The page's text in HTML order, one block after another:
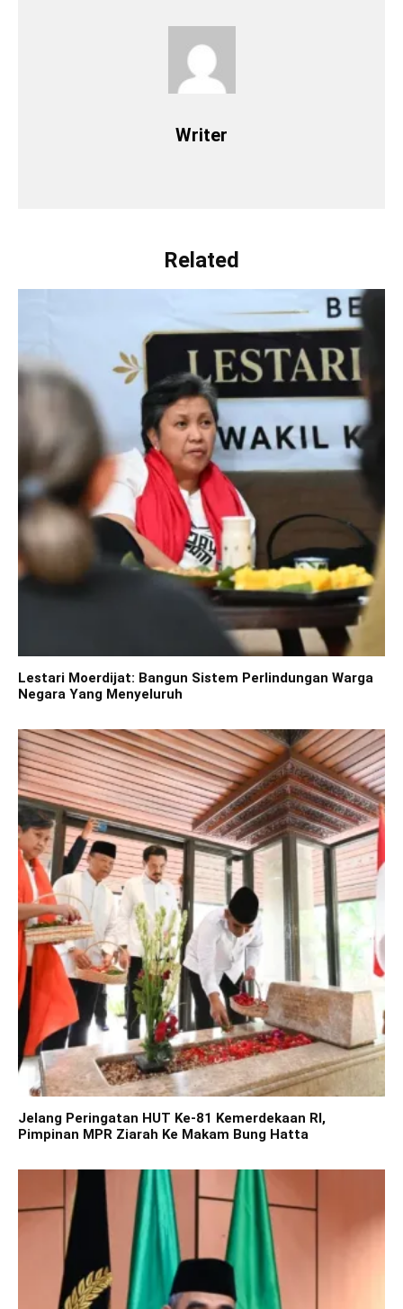
Writer
Related
Lestari Moerdijat: Bangun Sistem Perlindungan Warga
Negara Yang Menyeluruh
Jelang Peringatan HUT Ke-81 Kemerdekaan RI,
Pimpinan MPR Ziarah Ke Makam Bung Hatta